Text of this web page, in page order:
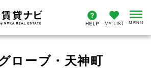
ローブ・天神町